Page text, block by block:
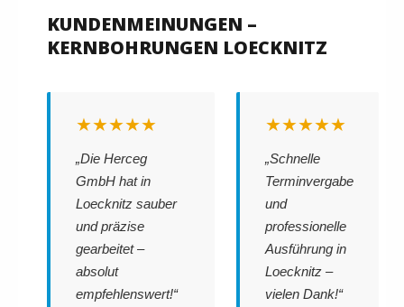
KUNDENMEINUNGEN –
KERNBOHRUNGEN LOECKNITZ
★★★★★
„Die Herceg
GmbH hat in
Loecknitz sauber
und präzise
gearbeitet –
absolut
empfehlenswert!“
★★★★★
„Schnelle
Terminvergabe
und
professionelle
Ausführung in
Loecknitz –
vielen Dank!“